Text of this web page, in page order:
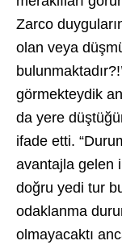
Zarco
olan veya
görmekteydik
da yere
ifade etti.
avantajla gelen
doğru yedi tur
odaklanma
olmayacaktı